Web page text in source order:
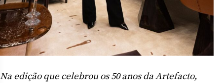
Na edição que celebrou os 50 anos da Artefacto,